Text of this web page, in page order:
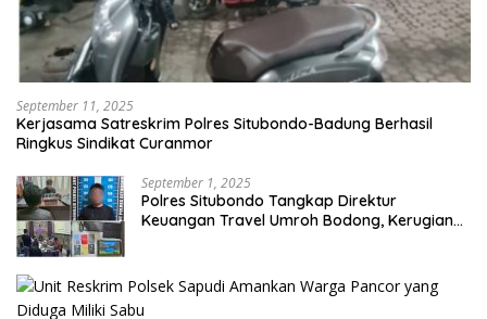
September 11, 2025
Kerjasama Satreskrim Polres Situbondo-Badung Berhasil
Ringkus Sindikat Curanmor
September 1, 2025
Polres Situbondo Tangkap Direktur
Keuangan Travel Umroh Bodong, Kerugian